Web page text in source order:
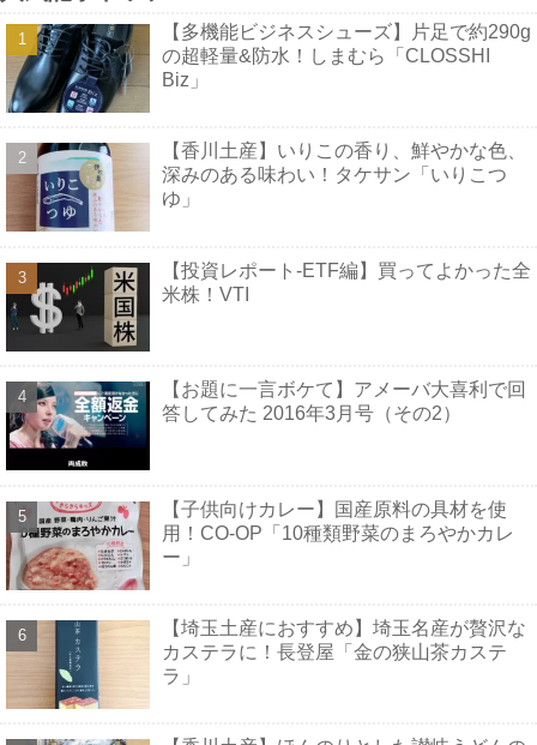
【多機能ビジネスシューズ】片足で約290g
の超軽量&防水！しまむら「CLOSSHI
Biz」
【香川土産】いりこの香り、鮮やかな色、
深みのある味わい！タケサン「いりこつ
ゆ」
【投資レポート-ETF編】買ってよかった全
米株！VTI
【お題に一言ボケて】アメーバ大喜利で回
答してみた 2016年3月号（その2）
【子供向けカレー】国産原料の具材を使
用！CO-OP「10種類野菜のまろやかカレ
ー」
【埼玉土産におすすめ】埼玉名産が贅沢な
カステラに！長登屋「金の狭山茶カステ
ラ」